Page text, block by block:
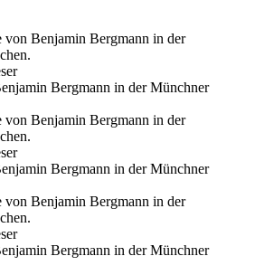
Bergmann in der Münchner
Bergmann in der Münchner
Bergmann in der Münchner